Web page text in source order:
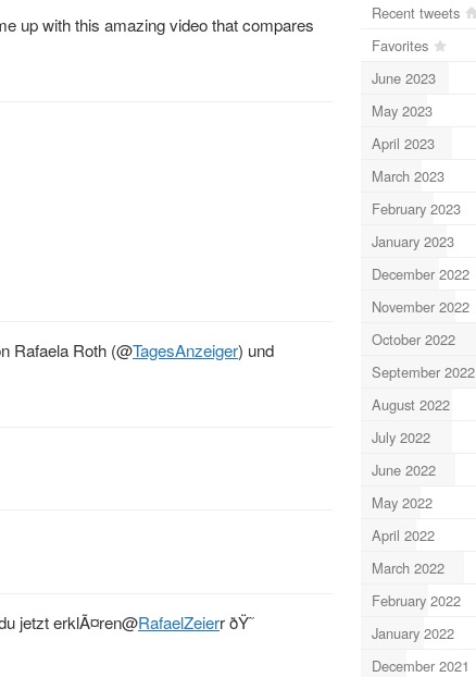
up with this amazing video that compares
Rafaela Roth (@TagesAnzeiger) und
jetzt erklÃ¤ren@RafaelZeierr ðŸ˜
Recent tweets
Favorites
June 2023
May 2023
April 2023
March 2023
February 2023
January 2023
December 2022
November 2022
October 2022
September 2022
August 2022
July 2022
June 2022
May 2022
April 2022
March 2022
February 2022
January 2022
December 2021